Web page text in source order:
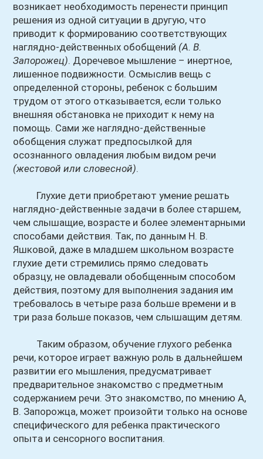
возникает необходимость перенести принцип
решения из одной ситуации в другую, что
приводит к формированию соответствующих
наглядно-действенных обобщений (А. В.
Запорожец). Доречевое мышление – инертное,
лишенное подвижности. Осмыслив вещь с
определенной стороны, ребенок с большим
трудом от этого отказывается, если только
внешняя обстановка не приходит к нему на
помощь. Сами же наглядно-действенные
обобщения служат предпосылкой для
осознанного овладения любым видом речи
(жестовой или словесной).
Глухие дети приобретают умение решать
наглядно-действенные задачи в более старшем,
чем слышащие, возрасте и более элементарными
способами действия. Так, по данным Н. В.
Яшковой, даже в младшем школьном возрасте
глухие дети стремились прямо следовать
образцу, не овладевали обобщенным способом
действия, поэтому для выполнения задания им
требовалось в четыре раза больше времени и в
три раза больше показов, чем слышащим детям.
Таким образом, обучение глухого ребенка
речи, которое играет важную роль в дальнейшем
развитии его мышления, предусматривает
предварительное знакомство с предметным
содержанием речи. Это знакомство, по мнению А,
В. Запорожца, может произойти только на основе
специфического для ребенка практического
опыта и сенсорного воспитания.